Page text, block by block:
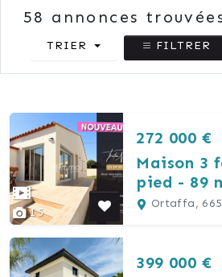
58 annonces
TRIER FILTRER
15
272 000 €
Maison 3
pied - 89
chambres
Ortaffa,
399 000 €